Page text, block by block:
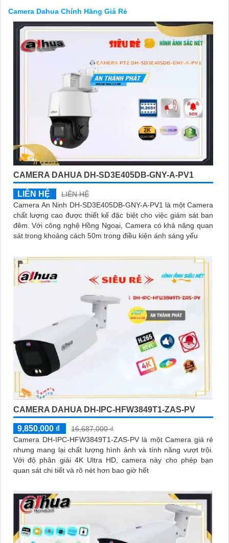
Camera Dahua Chính Hãng Giá Rẻ
CAMERA DAHUA DH-SD3E405DB-GNY-A-PV1
LIÊN HỆ
LIÊN HỆ
Camera An Ninh DH-SD3E405DB-GNY-A-PV1 là một Camera
chất lượng cao được thiết kế đặc biệt cho việc giám sát ban
đêm. Với công nghệ Hồng Ngoại, Camera có khả năng quan
sát trong khoảng cách 50m trong điều kiện ánh sáng yếu
CAMERA DAHUA DH-IPC-HFW3849T1-ZAS-PV
9,850,000 ₫
16,687,000 ₫
Camera DH-IPC-HFW3849T1-ZAS-PV là một Camera giá rẻ
nhưng mang lại chất lượng hình ảnh và tính năng vượt trội.
Với độ phân giải 4K Ultra HD, camera này cho phép bạn
quan sát chi tiết và rõ nét hơn bao giờ hết